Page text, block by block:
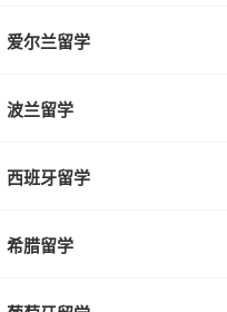
爱尔兰留学
波兰留学
西班牙留学
希腊留学